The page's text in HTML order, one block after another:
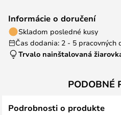
Informácie o doručení
Skladom posledné kusy
Čas dodania: 2 - 5 pracovných
Trvalo nainštalovaná
PODOBNÉ
Podrobnosti o produkte